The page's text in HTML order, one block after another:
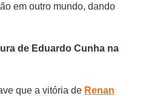
em outro mundo, dando
de Eduardo Cunha na
que a vitória de Renan